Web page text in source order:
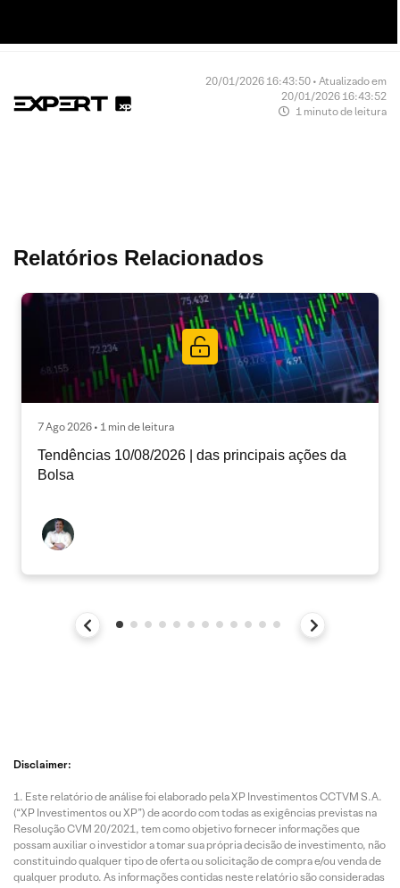
20/01/2026 16:43:50 • Atualizado em
20/01/2026 16:43:52
1 minuto de leitura
Relatórios Relacionados
7 Ago 2026 • 1 min de leitura
Tendências 10/08/2026 | das principais ações da
Bolsa
Disclaimer:
Este relatório de análise foi elaborado pela XP Investimentos CCTVM S.A.
(“XP Investimentos ou XP”) de acordo com todas as exigências previstas na
Resolução CVM 20/2021, tem como objetivo fornecer informações que
possam auxiliar o investidor a tomar sua própria decisão de investimento, não
constituindo qualquer tipo de oferta ou solicitação de compra e/ou venda de
qualquer produto. As informações contidas neste relatório são consideradas